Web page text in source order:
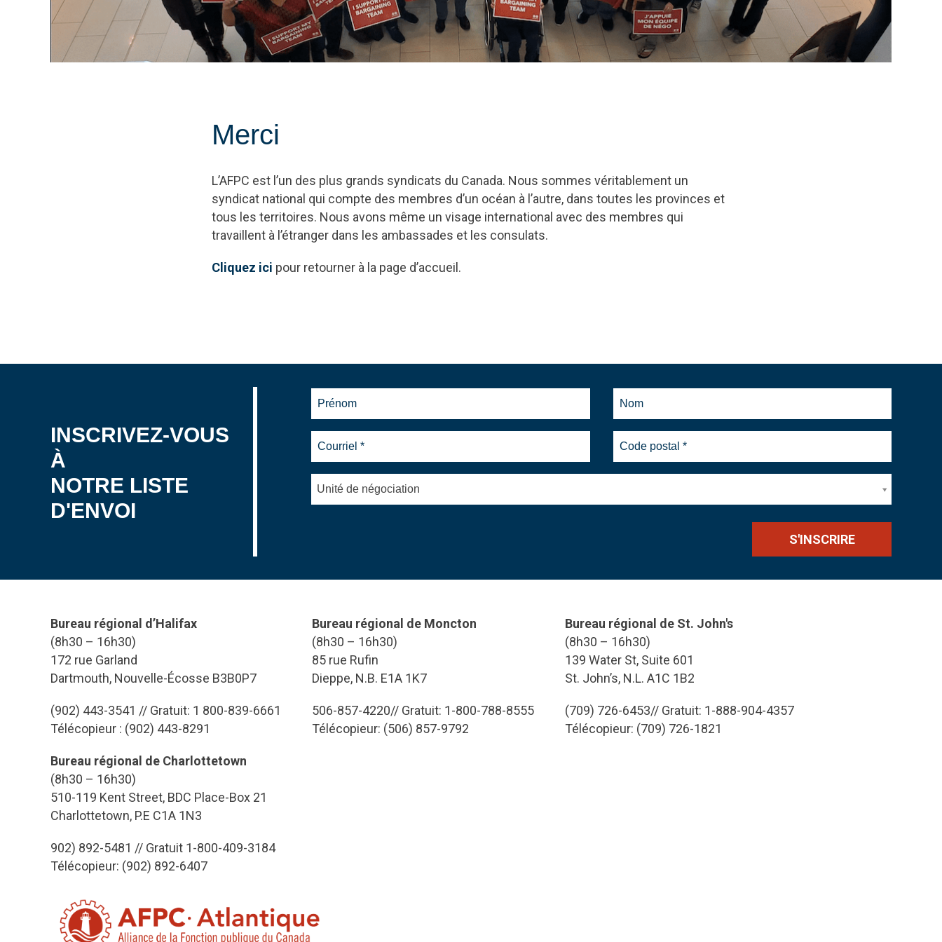
Merci
L’AFPC est l’un des plus grands syndicats du Canada. Nous sommes véritablement un
syndicat national qui compte des membres d’un océan à l’autre, dans toutes les provinces et
tous les territoires. Nous avons même un visage international avec des membres qui
travaillent à l’étranger dans les ambassades et les consulats.
Cliquez ici pour retourner à la page d’accueil.
INSCRIVEZ-VOUS
À
NOTRE LISTE
D'ENVOI
Unité de négociation
Bureau régional d’Halifax
(8h30 – 16h30)
172 rue Garland
Dartmouth, Nouvelle-Écosse B3B0P7
(902) 443-3541 // Gratuit: 1 800-839-6661
Télécopieur : (902) 443-8291
Bureau régional de Moncton
(8h30 – 16h30)
85 rue Rufin
Dieppe, N.B. E1A 1K7
506-857-4220// Gratuit: 1-800-788-8555
Télécopieur: (506) 857-9792
Bureau régional de St. John's
(8h30 – 16h30)
139 Water St, Suite 601
St. John’s, N.L. A1C 1B2
(709) 726-6453// Gratuit: 1-888-904-4357
Télécopieur: (709) 726-1821
Bureau régional de Charlottetown
(8h30 – 16h30)
510-119 Kent Street, BDC Place-Box 21
Charlottetown, P.E C1A 1N3
902) 892-5481 // Gratuit 1-800-409-3184
Télécopieur: (902) 892-6407